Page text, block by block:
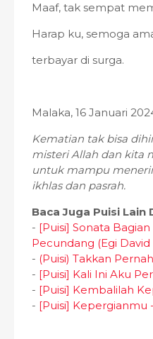
Maaf, tak sempat
Harap ku, semoga
terbayar di surga.
Malaka, 16 Januari
Kematian tak bisa
misteri Allah dan kita
untuk mampu
ikhlas dan pasrah.
Baca Juga Puisi Lain
- [Puisi] Sonata
Pecundang (Egi David
- (Puisi) Takkan
- [Puisi] Kali Ini Aku
- [Puisi] Kembalilah
- [Puisi] Kepergianmu